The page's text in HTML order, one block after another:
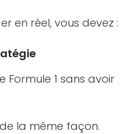
en réel, vous devez :
Formule 1 sans avoir
la même façon.